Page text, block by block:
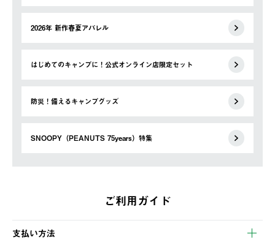
2026年 新作春夏アパレル
はじめてのキャンプに！公式オンライン店限定セット
防災！備えるキャンプグッズ
SNOOPY（PEANUTS 75years）特集
ご利用ガイド
支払い方法